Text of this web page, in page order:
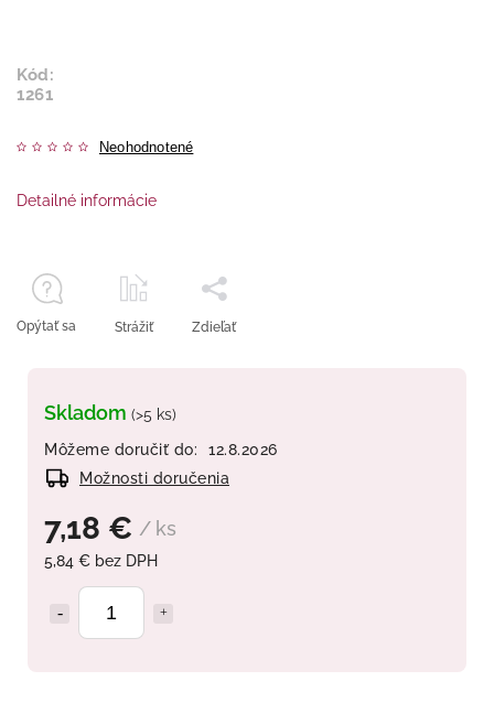
Kód:
1261
Neohodnotené
7,18 € / ks
5,84 € bez DPH
Skladom (>5 ks)
Môžeme doručiť do:
12.8.2026
Možnosti doručenia
Detailné informácie
Opýtať sa Strážiť Zdieľať